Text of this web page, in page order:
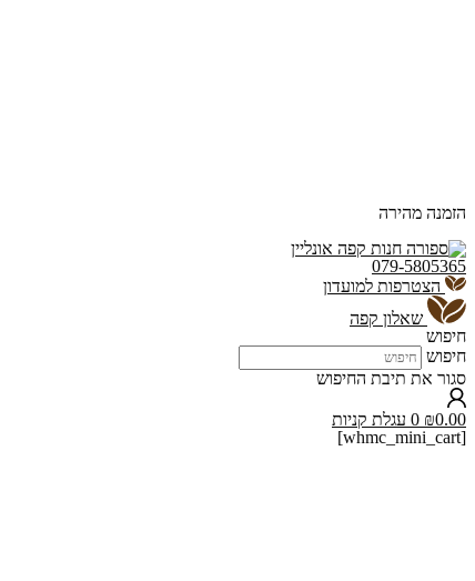
הזמנה מהירה
079-5805365
הצטרפות למועדון
שאלון קפה
חיפוש
חיפוש
סגור את תיבת החיפוש
₪0.00
0 עגלת קניות
[whmc_mini_cart]